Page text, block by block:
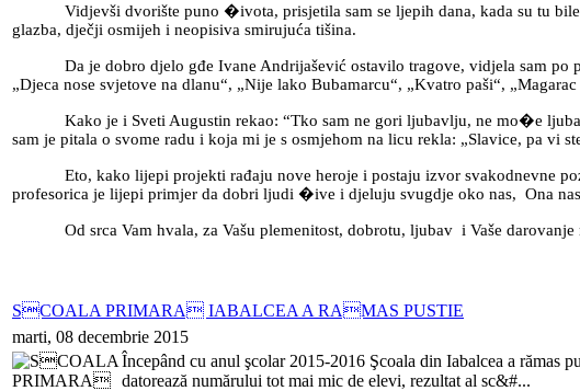
Vidjevši dvorište puno �ivota, prisjetila sam se ljepih dana, kada su tu bile
glazba, dječji osmijeh i neopisiva smirujuća tišina.
Da je dobro djelo gđe Ivane Andrijašević ostavilo tragove, vidjela sam po
„Djeca nose svjetove na dlanu“, „Nije lako Bubamarcu“, „Kvatro paši“,
Kako je i Sveti Augustin rekao: “Tko sam ne gori ljubavlju, ne mo�e
sam je pitala o svome radu i koja mi je s osmjehom na licu rekla: „Slavice, pa vi
Eto, kako lijepi projekti rađaju nove heroje i postaju izvor svakodnevne
profesorica je lijepi primjer da dobri ljudi �ive i djeluju svugdje oko nas, Ona
Od srca Vam hvala, za Vašu plemenitost, dobrotu, ljubav i Vaše darovanje
SCOALA PRIMARA IABALCEA A RAMAS PUSTIE
marti, 08 decembrie 2015
Începând cu anul şcolar 2015-2016 Şcoala din Iabalcea a rămas
datorează numărului tot mai mic de elevi, rezultat al sc&#...